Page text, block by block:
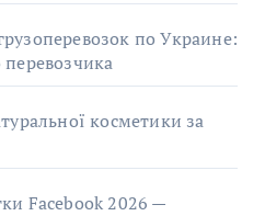
по Украине:
косметики за
Facebook 2026 —